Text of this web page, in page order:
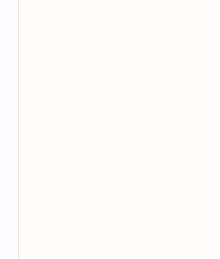
Hello sobat Bloggermuda
mengunggah gambar ke
akrab dengan format
sebenarnya punya